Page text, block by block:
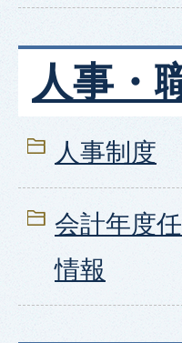
人事・
人事制度
会計年度
情報